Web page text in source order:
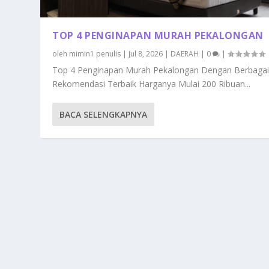
TOP 4 PENGINAPAN MURAH PEKALONGAN
oleh mimin1 penulis | Jul 8, 2026 | DAERAH | 0 |
Top 4 Penginapan Murah Pekalongan Dengan Berbagai
Rekomendasi Terbaik Harganya Mulai 200 Ribuan...
BACA SELENGKAPNYA